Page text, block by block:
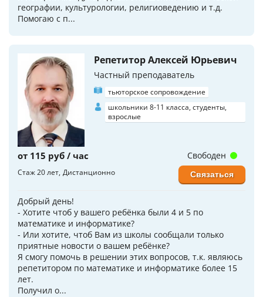
географии, культурологии, религиоведению и т.д.
Помогаю с п...
Репетитор Алексей Юрьевич
Частный преподаватель
тьюторское сопровождение
школьники 8-11 класса, студенты,
взрослые
от 115 руб / час
Стаж 20 лет Дистанционно
Добрый день!
- Хотите чтоб у вашего ребёнка были 4 и 5 по
математике и информатике?
- Или хотите, чтоб Вам из школы сообщали только
приятные новости о вашем ребёнке?
Я смогу помочь в решении этих вопросов, т.к. являюсь
репетитором по математике и информатике более 15
лет.
Получил о...
Свободен
Связаться